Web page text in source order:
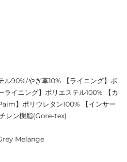
ル90%/やぎ革10% 【ライニング】ポ
ライニング】ポリエステル100% 【カ
】ポリウレタン100% 【インサー
レン樹脂(Gore-tex)
Melange